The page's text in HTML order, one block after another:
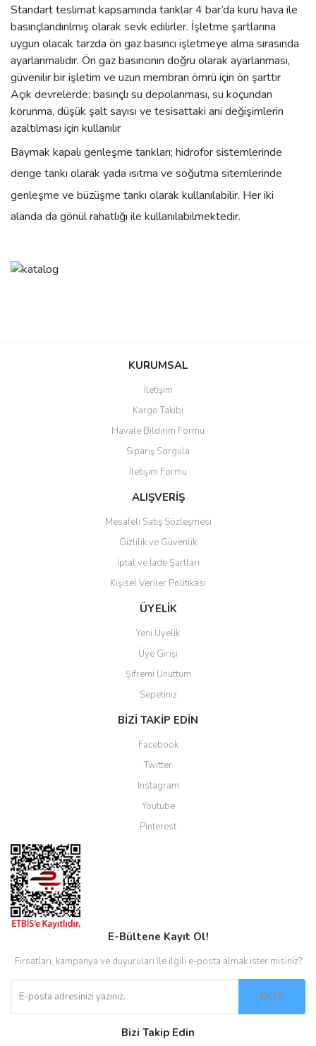
Standart teslimat kapsamında tanklar 4 bar’da kuru hava ile
basınçlandırılmış olarak sevk edilirler. İşletme şartlarına
uygun olacak tarzda ön gaz basıncı işletmeye alma sırasında
ayarlanmalıdır. Ön gaz basıncının doğru olarak ayarlanması,
güvenilir bir işletim ve uzun membran ömrü için ön şarttır
Açık devrelerde; basınçlı su depolanması, su koçundan
korunma, düşük şalt sayısı ve tesisattaki ani değişimlerin
azaltılması için kullanılır
Baymak kapalı genleşme tankları; hidrofor sistemlerinde
denge tankı olarak yada ısıtma ve soğutma sitemlerinde
genleşme ve büzüşme tankı olarak kullanılabilir. Her iki
alanda da gönül rahatlığı ile kullanılabilmektedir.
Bu ürüne ilk yorumu siz yapın!
Ürün hakkında henüz soru sorulmamış.
Ürün resmi kalitesiz, bozuk veya görüntülenemiyor.
Ürün açıklamasında eksik bilgiler bulunuyor.
Ürün bilgilerinde hatalar bulunuyor.
Ürün fiyatı diğer sitelerden daha pahalı.
Bu ürüne benzer farklı alternatifler olmalı.
Gönder
KURUMSAL
İletişim
Kargo Takibi
Havale Bildirim Formu
Sipariş Sorgula
İletişim Formu
ALIŞVERİŞ
Mesafeli Satış Sözleşmesi
Gizlilik ve Güvenlik
İptal ve İade Şartları
Kişisel Veriler Politikası
ÜYELİK
Yeni Üyelik
Üye Girişi
Şifremi Unuttum
Sepetiniz
BİZİ TAKİP EDİN
Facebook
Twitter
Instagram
Youtube
Pinterest
E-Bültene Kayıt Ol!
Fırsatları, kampanya ve duyuruları ile ilgili e-posta almak ister misiniz?
EKLE
Bizi Takip Edin